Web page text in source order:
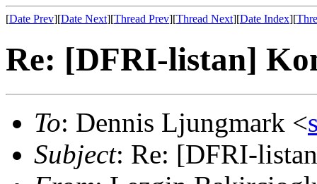
[Date Prev][Date Next][Thread Prev][Thread Next][Date Index][
Re: [DFRI-listan]
To: Dennis Ljungmark <
Subject: Re: [DFRI-